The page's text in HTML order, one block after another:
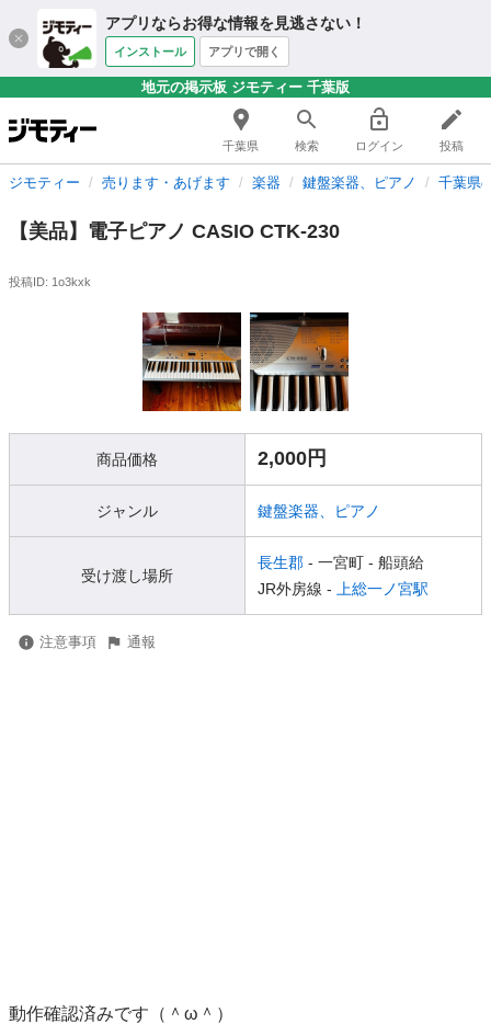
アプリならお得な情報を見逃さない！
インストール アプリで開く
地元の掲示板 ジモティー 千葉版
千葉県 検索 ログイン 投稿
ジモティー 売ります・あげます 楽器 鍵盤楽器、ピアノ 千葉県
【美品】電子ピアノ CASIO CTK-230
投稿ID: 1o3kxk
商品価格 2,000円
ジャンル 鍵盤楽器、ピアノ
受け渡し場所
長生郡 - 一宮町 - 船頭給
JR外房線 -
上総一ノ宮駅
注意事項 通報
動作確認済みです（＾ω＾）